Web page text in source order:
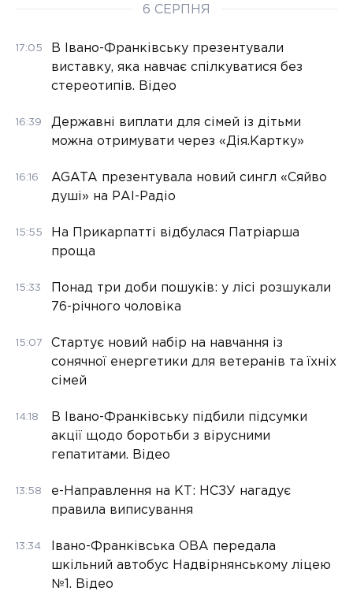
6 СЕРПНЯ
17:05
В Івано-Франківську презентували
виставку, яка навчає спілкуватися без
стереотипів. Відео
16:39
Державні виплати для сімей із дітьми
можна отримувати через «Дія.Картку»
16:16
AGATA презентувала новий сингл «Сяйво
душі» на РАІ-Радіо
15:55
На Прикарпатті відбулася Патріарша
проща
15:33
Понад три доби пошуків: у лісі розшукали
76-річного чоловіка
15:07
Стартує новий набір на навчання із
сонячної енергетики для ветеранів та їхніх
сімей
14:18
В Івано-Франківську підбили підсумки
акції щодо боротьби з вірусними
гепатитами. Відео
13:58
е-Направлення на КТ: НСЗУ нагадує
правила виписування
13:34
Івано-Франківська ОВА передала
шкільний автобус Надвірнянському ліцею
№1. Відео